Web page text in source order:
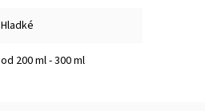
Hladké
od 200 ml - 300 ml